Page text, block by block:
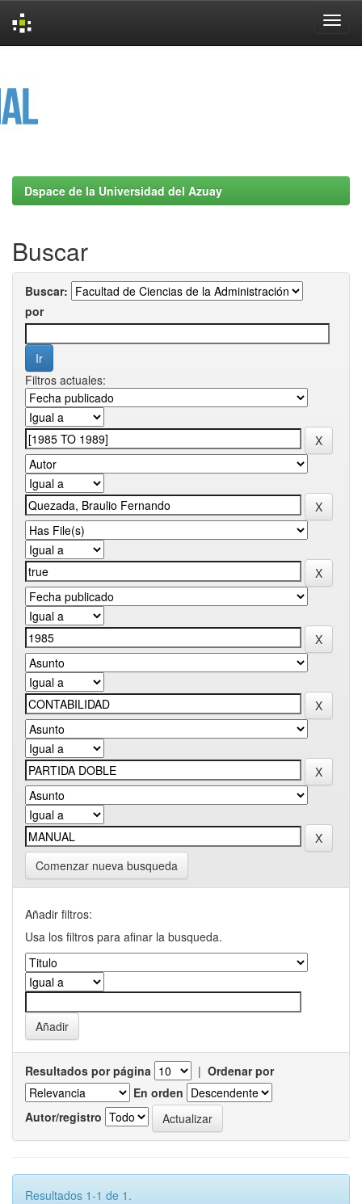
Dspace de la Universidad del Azuay
Buscar
Buscar:
por
Filtros actuales:
Comenzar nueva busqueda
Añadir filtros:
Usa los filtros para afinar la busqueda.
Resultados por página | Ordenar por
En orden
Autor/registro
Resultados 1-1 de 1.